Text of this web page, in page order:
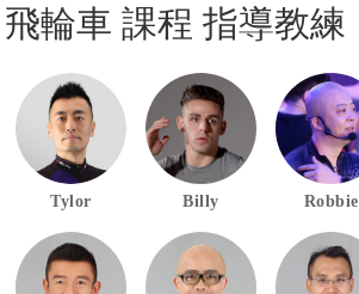
飛輪車 課程 指導教練
Tylor Billy Robbie